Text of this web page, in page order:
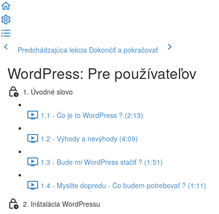
Predchádzajúca lekcia Dokončiť a pokračovať
WordPress: Pre používateľov
1. Úvodné slovo
1.1 - Čo je to WordPress ? (2:13)
1.2 - Výhody a nevýhody (4:09)
1.3 - Bude mi WordPress stačiť ? (1:51)
1.4 - Myslite dopredu - Čo budem potrebovať ? (1:11)
2. Inštalácia WordPressu